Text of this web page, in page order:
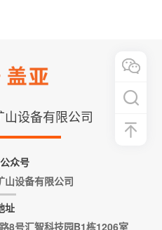
设备有限公司
众号
山设备有限公司
址
8号汇智科技园B1栋1206室